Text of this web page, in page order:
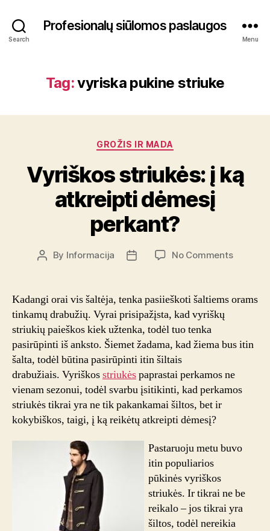
Search
Profesionalų siūlomos paslaugos
Menu
Tag:vyriska pukine striuke
Categories
GROŽIS IR MADA
Vyriškos striukės: į ką
atkreipti dėmesį
perkant?
Post
By Informacija
Post
No Commentson
perkant?
Kadangi orai vis šaltėja, tenka pasiieškoti šaltiems orams
tinkamų drabužių. Vyrai prisipažįsta, kad vyriškų
striukių paieškos kiek užtenka, todėl tuo tenka
pasirūpinti iš anksto. Šiemet žadama, kad žiema bus itin
šalta, todėl būtina pasirūpinti itin šiltais
drabužiais. Vyriškosstriukėspaprastai perkamos ne
vienam sezonui, todėl svarbu įsitikinti, kad perkamos
striukės tikrai yra ne tik pakankamai šiltos, bet ir
kokybiškos, taigi, į ką reikėtų atkreipti dėmesį?
Pastaruoju metu buvo
itin populiarios
pūkinės vyriškos
striukės. Ir tikrai ne be
reikalo – jos tikrai yra
šiltos, todėl nereikia